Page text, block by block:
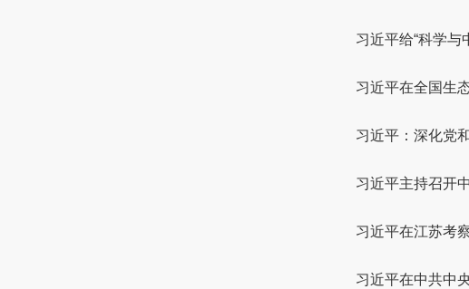
习近平给“科学与
习近平在全国生
习近平：深化党
习近平主持召开
习近平在江苏考
习近平在中共中